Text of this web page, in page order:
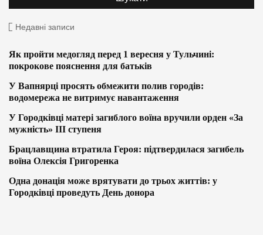
Недавні записи
Як пройти медогляд перед 1 вересня у Тульчині:
покрокове пояснення для батьків
У Вапнярці просять обмежити полив городів:
водомережа не витримує навантаження
У Городківці матері загиблого воїна вручили орден «За
мужність» ІІІ ступеня
Брацлавщина втратила Героя: підтвердилася загибель
воїна Олексія Григоренка
Одна донація може врятувати до трьох життів: у
Городківці проведуть День донора